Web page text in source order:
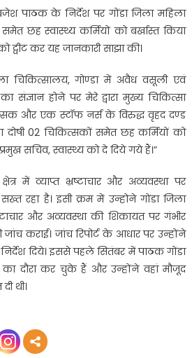
पाठक के निर्देश पर गोंडा जिला महिला
छह स्वास्थ्य कर्मियों को बर्खास्त किया
ट्वीट कर यह जानकारी साझा की।
चिकित्सालय, गोण्डा में अवैध वसूली एवं
संज्ञान होने पर मेरे द्वारा मुख्य चिकित्सा
और एक स्टॉफ नर्स के विरुद्ध वृहद दण्ड
दोषी 02 चिकित्सकों समेत छह कर्मियों को
सचिव, स्वास्थ्य को दे दिये गये हैं।”
में व्याप्त भ्रष्टाचार और अव्यवस्था पर
रहा है। इसी क्रम में उन्होने गोंडा जिला
और अव्यवस्था की शिकायत पर गंभीर
कराई। जांच रिपोर्ट के आधार पर उन्होंने
दिये। इससे पहले सितंबर में पाठक गोंडा
का दौरा कर चुके हैं और उन्होंने वहां मौजूद
थी।